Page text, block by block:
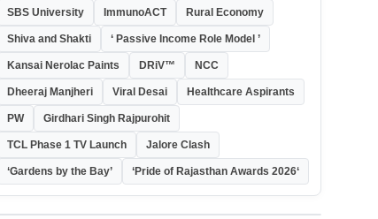
SBS University ImmunoACT Rural Economy
Shiva and Shakti ‘ Passive Income Role Model ’
Kansai Nerolac Paints DRiV™ NCC
Dheeraj Manjheri Viral Desai Healthcare Aspirants
PW Girdhari Singh Rajpurohit
TCL Phase 1 TV Launch Jalore Clash
‘Gardens by the Bay’ ‘Pride of Rajasthan Awards 2026‘